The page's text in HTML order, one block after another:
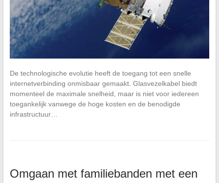
De technologische evolutie heeft de toegang tot een snelle
internetverbinding onmisbaar gemaakt. Glasvezelkabel biedt
momenteel de maximale snelheid, maar is niet voor iedereen
toegankelijk vanwege de hoge kosten en de benodigde
infrastructuur…
Omgaan met familiebanden met een